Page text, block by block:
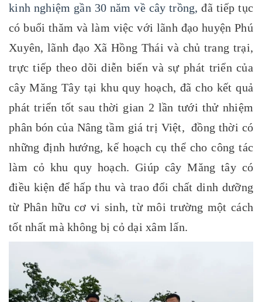
kinh nghiệm gần 30 năm về cây trồng, đã tiếp tục
có buổi thăm và làm việc với lãnh đạo huyện Phú
Xuyên,lãnh đạo Xã Hồng Thái và chủ trang trại,
trực tiếp theo dõi diễn biến và sự phát triển của
cây Măng Tây tại khu quy hoạch,đã cho kết quả
phát triển tốt sau thời gian 2 lần tưới thử nhiệm
phân bón của Nâng tầm giá trị Việt,đồng thời có
những định hướng, kế hoạch cụ thể cho công tác
làm cỏ khu quy hoạch. Giúp cây Măng tây có
điều kiện để hấp thu và trao đổi chất dinh dưỡng
từ Phân hữu cơ vi sinh, từ môi trường một cách
tốt nhất mà không bị cỏ dại xâm lấn.